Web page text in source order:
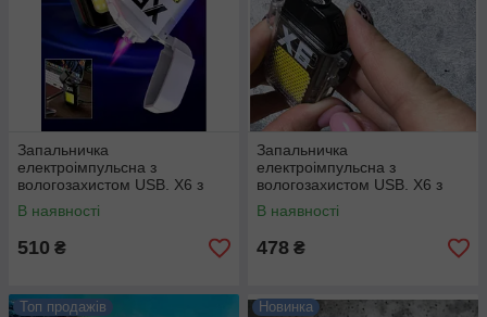
Запальничка
електроімпульсна з
вологозахистом USB. Х6 з
ліхтариком
В наявності
510 ₴
Запальничка
електроімпульсна з
вологозахистом USB. Х6 з
ліхтариком
В наявності
478 ₴
Топ продажів Новинка